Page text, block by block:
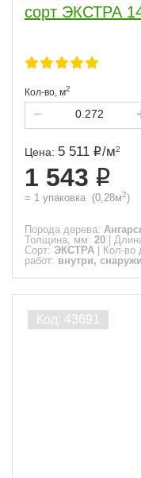
сорт ЭКСТРА
Кол-во, м2
Цена: 5 511 /м2
1 543
= 1 упаковка (0,28м2)
Порода дерева:
Толщина, мм: 20
Сорт: ЭКСТРА Кол-во
работ: внутри, снаружи